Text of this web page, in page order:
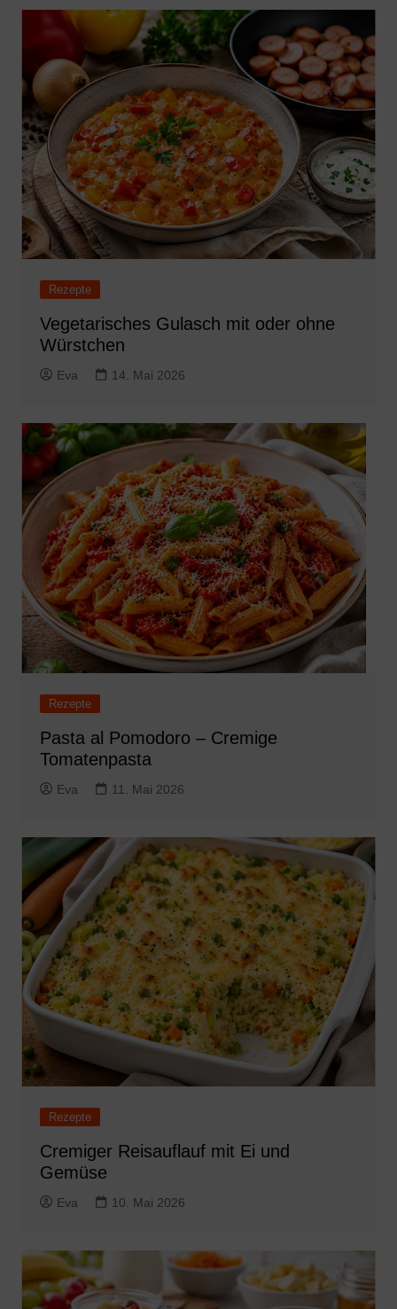
Rezepte
Vegetarisches Gulasch mit oder ohne
Würstchen
Eva 14. Mai 2026
Rezepte
Pasta al Pomodoro – Cremige
Tomatenpasta
Eva 11. Mai 2026
Rezepte
Cremiger Reisauflauf mit Ei und
Gemüse
Eva 10. Mai 2026